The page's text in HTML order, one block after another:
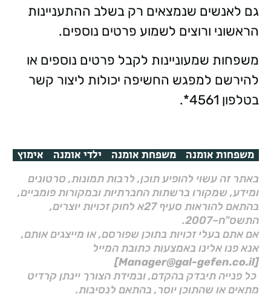
גם לאנשים שנמצאים רק בשלב ההתעניינות
הראשוני ורוצים לשמוע פרטים נוספים.
משפחות שמעוניינות לקבל פרטים נוספים או
להירשם למפגש החשיפה יכולות ליצור קשר
בטלפון 4561*.
משפחות אומנה משפחת אומנה ילדי אומנה אימוץ
באתר זה עשוי להופיע תוכן, לרבות תמונות, סרטונים
ומידע, שמקורו ברשתות החברתיות ובמקורות פומביים,
בהתאם להוראות סעיף 27א לחוק זכויות יוצרים,
התשס"ח–2007.
אם אתם בעלי זכויות בתוכן שפורסם, או מייצגים אותם,
אנא פנו אלינו באמצעות כתובת המייל
[Manager@gal-gefen.co.il]
כל פנייה תיבדק בהקדם, ובמידת הצורך יינתן קרדיט
מתאים או שהתוכן יוסר, בהתאם לנסיבות.